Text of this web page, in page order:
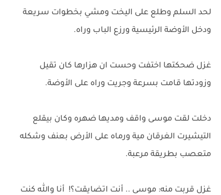
لحد السلم وطلع على اليخت ومشي بخطوات سريعة
ودخل الأوضة الرئيسية ورزع الباب وراه.
غزل ضحكتها اختفت وحست ان هزارها كان تقيل
وزودتها قامت بسرعة وجريت وراه على الأوضة.
دخلت لقت موسى واقف ومديها ضهره وكان بيقلع
التيشيرت الغرقان مية ورماه على الأرض بعنف وشكله
متعصب بطريقة مرعبة.
غزل قربت منه: موسى .. أنت اتضايقت؟! أنا والله كنت